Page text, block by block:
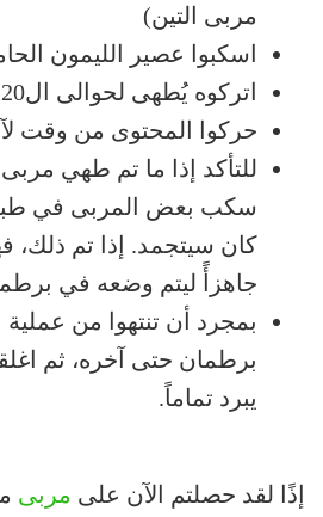
مربى التين)
اسكبوا عصير الليمون
اتركوه يُطهى لحوالى ال20 دقيقة
حركوا المحتوى من وقت
للتأكد إذا ما تم طهي
سكب بعض المربى في طبق
كان سيتجمد. إذا تم ذلك،
جاهزأً ليتم وضعه في
بمجرد أن تنتهوا من عملية
برطمان حتى آخره، ثم
يبرد تماماً.
إذًا لقد حصلتم الآن على مربى